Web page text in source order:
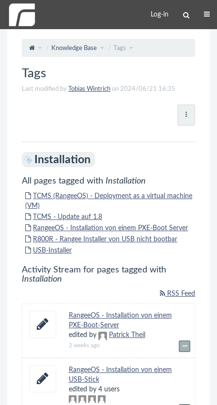
Log-in
Knowledge Base Tags
Tags
Last modified by Tobias Wintrich on 2024/06/21 16:35
Installation
All pages tagged with Installation
TCMS (RangeeOS) - Deployment as a virtual machine
(VM)
TCMS - Update auf 1.8
RangeeOS - Installation von einem PXE-Boot Server
R800R - Rangee Installer von USB nicht bootbar
USB-Installer
Activity Stream for pages tagged with
Installation
RSS Feed
RangeeOS - Installation von einem
PXE-Boot-Server
edited by
Patrick Theil
2 weeks ago
RangeeOS - Installation von einem
USB-Stick
edited by 4 users